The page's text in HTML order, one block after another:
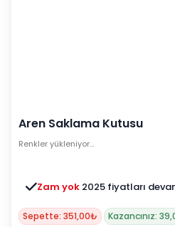
Aren Saklama Kutusu
Renkler yükleniyor…
Zam yok 2025 fiyatları
Sepette: 351,00₺ Kazancınız: